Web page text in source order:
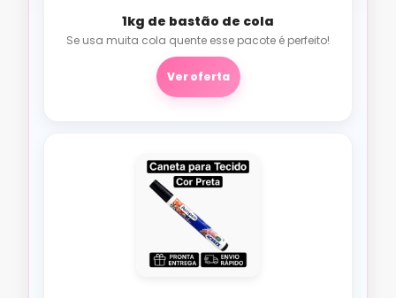
1kg de bastão de cola
Se usa muita cola quente esse pacote é perfeito!
Ver oferta